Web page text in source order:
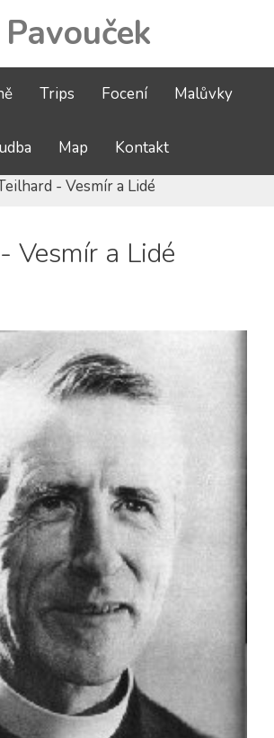
Trips Focení Malůvky
Map
Kontakt
- Vesmír a Lidé
Vesmír a Lidé